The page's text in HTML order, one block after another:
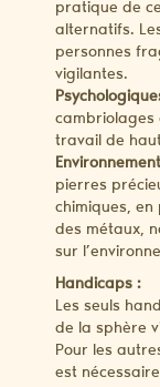
pratique de
alternatifs.
personnes
vigilantes.
cambriolages
travail de
pierres
chimiques,
des métaux,
sur
Handicaps :
Les seuls
de la sphère
Pour les
est